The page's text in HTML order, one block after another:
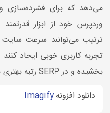
می‌دهد که برای
ترتیب می‌توانند سرعت سایت
تجربه کاربری خوبی ایجاد کنند
بخشیده و در SERP رتبه بهتری به دست بیاورند.
دانلود افزونه Imagify